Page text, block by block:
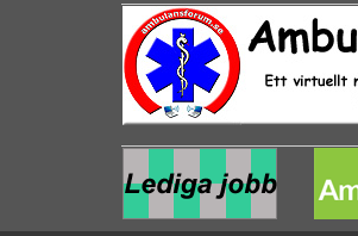
Hoppa till huvudinnehåll